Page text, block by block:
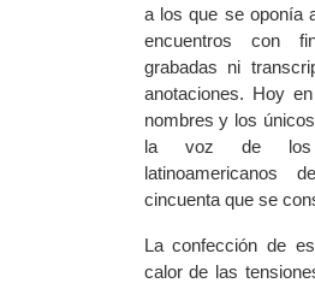
a los que se oponía
encuentros con
grabadas ni
anotaciones. Hoy
nombres y los
la voz de los
cincuenta que se
La confección de
calor de las